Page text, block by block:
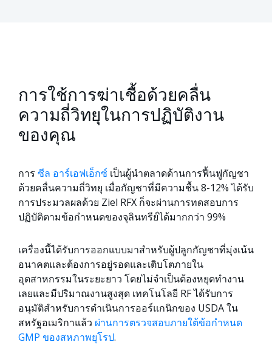
การใช้การฆ่าเชื้อด้วยคลื่น
ความถี่วิทยุในการปฏิบัติงาน
ของคุณ
การ ซีล อาร์เอฟเอ็กซ์ เป็นผู้นำตลาดด้านการฟื้นฟูกัญชา
ด้วยคลื่นความถี่วิทยุ เมื่อกัญชาที่มีความชื้น 8-12% ได้รับ
การประมวลผลด้วย Ziel RFX ก็จะผ่านการทดสอบการ
ปฏิบัติตามข้อกำหนดของจุลินทรีย์ได้มากกว่า 99%
เครื่องนี้ได้รับการออกแบบมาสำหรับผู้ปลูกกัญชาที่มุ่งเน้น
อนาคตและต้องการอยู่รอดและเติบโตภายใน
อุตสาหกรรมในระยะยาว โดยไม่จำเป็นต้องหยุดทำงาน
เลยและมีปริมาณงานสูงสุด เทคโนโลยี RF ได้รับการ
อนุมัติสำหรับการดำเนินการออร์แกนิกของ USDA ใน
สหรัฐอเมริกาแล้ว ผ่านการตรวจสอบภายใต้ข้อกำหนด
GMP ของสหภาพยุโรป.